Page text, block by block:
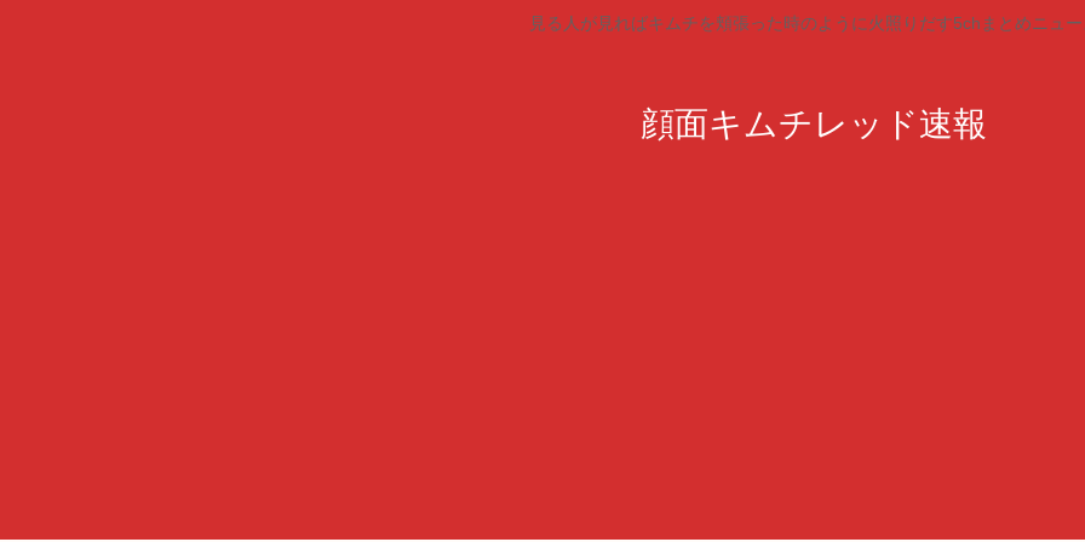
見る人が見ればキムチを頬張った時のように火照りだす5chまとめニュ
顔面キムチレッド速報